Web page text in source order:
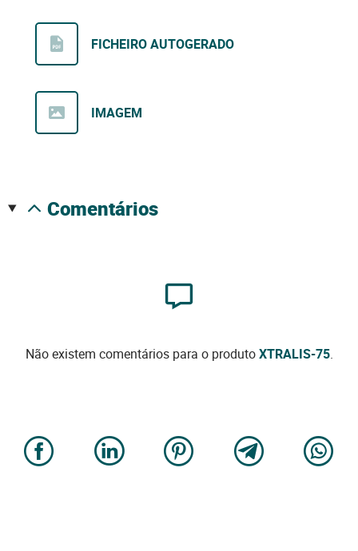
FICHEIRO AUTOGERADO
IMAGEM
comentários
Não existem comentários para o produtoXTRALIS-75.